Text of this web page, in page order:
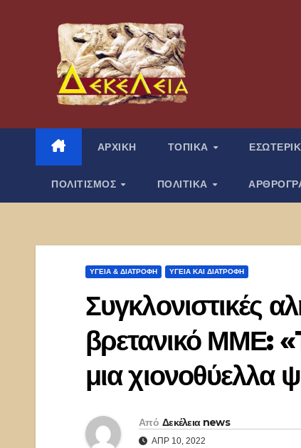
περιεχόμενο
ΑΡΧΙΚΗ ΤΟΠΙΚΑ
ΠΟΛΙΤΙΣΜΟΣ ΠΟΛΙΤΙΚΑ
ΥΓΕΙΑ & ΔΙΑΤΡΟΦΗ ΥΓΕΊΑ ΚΑΙ ΔΙΑΤΡΟΦΉ
Συγκλονιστικές
βρετανικό ΜΜΕ:
μια χιονοθύελλα
Από Δεκέλεια news
ΑΠΡ 10, 2022